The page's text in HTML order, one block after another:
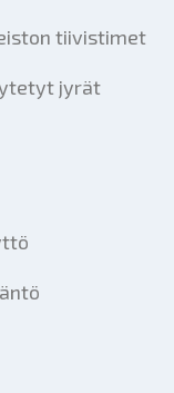
tiivistimet
jyrät